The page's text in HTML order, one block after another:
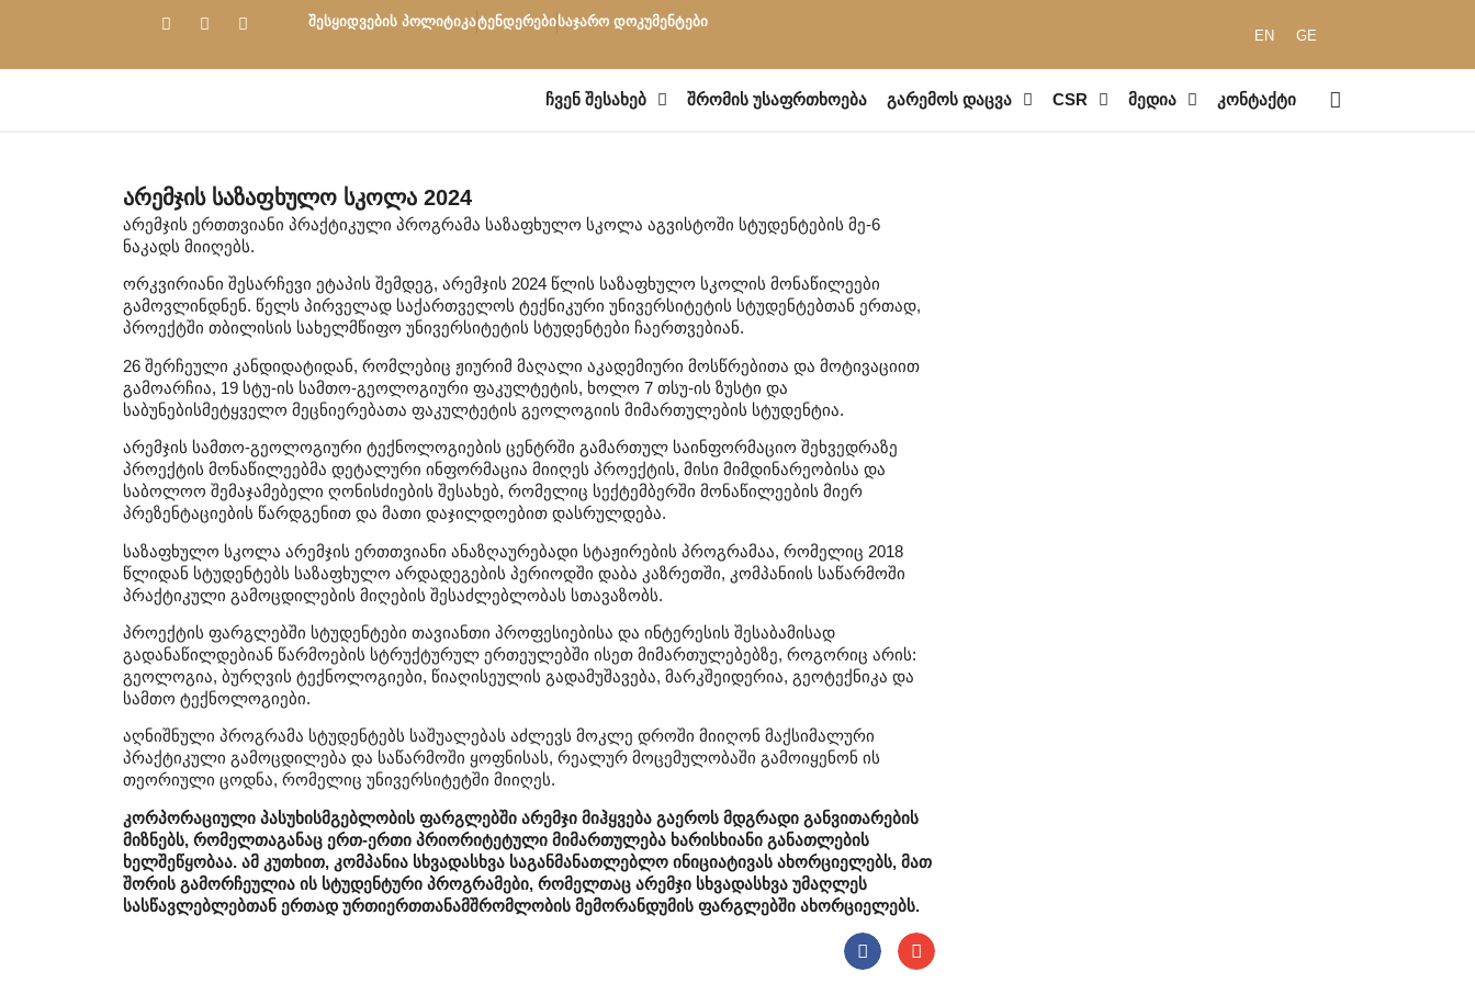
შესყიდვების პოლიტიკატენდერებისაჯარო დოკუმენტები
EN
GE
ჩვენ შესახებ შრომის უსაფრთხოება გარემოს დაცვა CSR მედია კონტაქტი
Არემჯის Საზაფხულო Სკოლა 2024
არემჯის ერთთვიანი პრაქტიკული პროგრამა საზაფხულო სკოლა აგვისტოში სტუდენტების მე-6
ნაკადს მიიღებს.
ორკვირიანი შესარჩევი ეტაპის შემდეგ, არემჯის 2024 წლის საზაფხულო სკოლის მონაწილეები
გამოვლინდნენ. წელს პირველად საქართველოს ტექნიკური უნივერსიტეტის სტუდენტებთან ერთად,
პროექტში თბილისის სახელმწიფო უნივერსიტეტის სტუდენტები ჩაერთვებიან.
26 შერჩეული კანდიდატიდან, რომლებიც ჟიურიმ მაღალი აკადემიური მოსწრებითა და მოტივაციით
გამოარჩია, 19 სტუ-ის სამთო-გეოლოგიური ფაკულტეტის, ხოლო 7 თსუ-ის ზუსტი და
საბუნებისმეტყველო მეცნიერებათა ფაკულტეტის გეოლოგიის მიმართულების სტუდენტია.
არემჯის სამთო-გეოლოგიური ტექნოლოგიების ცენტრში გამართულ საინფორმაციო შეხვედრაზე
პროექტის მონაწილეებმა დეტალური ინფორმაცია მიიღეს პროექტის, მისი მიმდინარეობისა და
საბოლოო შემაჯამებელი ღონისძიების შესახებ, რომელიც სექტემბერში მონაწილეების მიერ
პრეზენტაციების წარდგენით და მათი დაჯილდოებით დასრულდება.
საზაფხულო სკოლა არემჯის ერთთვიანი ანაზღაურებადი სტაჟირების პროგრამაა, რომელიც 2018
წლიდან სტუდენტებს საზაფხულო არდადეგების პერიოდში დაბა კაზრეთში, კომპანიის საწარმოში
პრაქტიკული გამოცდილების მიღების შესაძლებლობას სთავაზობს.
პროექტის ფარგლებში სტუდენტები თავიანთი პროფესიებისა და ინტერესის შესაბამისად
გადანაწილდებიან წარმოების სტრუქტურულ ერთეულებში ისეთ მიმართულებებზე, როგორიც არის:
გეოლოგია, ბურღვის ტექნოლოგიები, წიაღისეულის გადამუშავება, მარკშეიდერია, გეოტექნიკა და
სამთო ტექნოლოგიები.
აღნიშნული პროგრამა სტუდენტებს საშუალებას აძლევს მოკლე დროში მიიღონ მაქსიმალური
პრაქტიკული გამოცდილება და საწარმოში ყოფნისას, რეალურ მოცემულობაში გამოიყენონ ის
თეორიული ცოდნა, რომელიც უნივერსიტეტში მიიღეს.
კორპორაციული პასუხისმგებლობის ფარგლებში არემჯი მიჰყვება გაეროს მდგრადი განვითარების
მიზნებს, რომელთაგანაც ერთ-ერთი პრიორიტეტული მიმართულება ხარისხიანი განათლების
ხელშეწყობაა. ამ კუთხით, კომპანია სხვადასხვა საგანმანათლებლო ინიციატივას ახორციელებს, მათ
შორის გამორჩეულია ის სტუდენტური პროგრამები, რომელთაც არემჯი სხვადასხვა უმაღლეს
სასწავლებლებთან ერთად ურთიერთთანამშრომლობის მემორანდუმის ფარგლებში ახორციელებს.